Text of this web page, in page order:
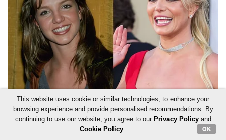
This website uses cookie or similar technologies, to enhance your
browsing experience and provide personalised recommendations. By
continuing to use our website, you agree to our Privacy Policyand
Cookie Policy. OK